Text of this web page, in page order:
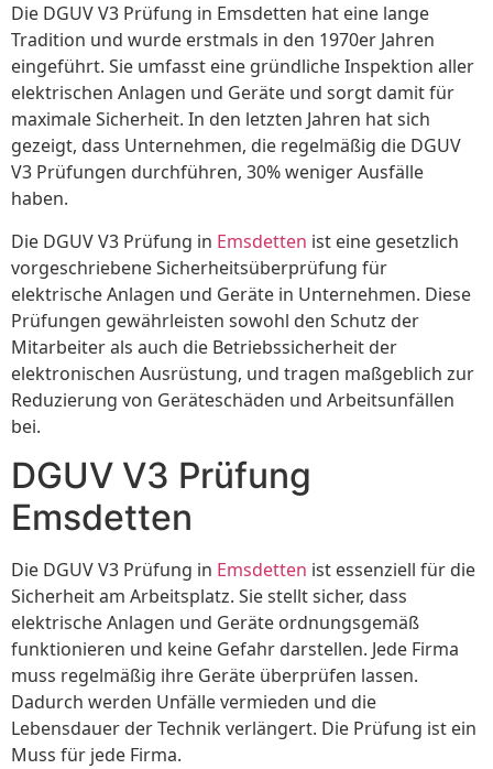
Die DGUV V3 Prüfung in Emsdetten hat eine lange
Tradition und wurde erstmals in den 1970er Jahren
eingeführt. Sie umfasst eine gründliche Inspektion aller
elektrischen Anlagen und Geräte und sorgt damit für
maximale Sicherheit. In den letzten Jahren hat sich
gezeigt, dass Unternehmen, die regelmäßig die DGUV
V3 Prüfungen durchführen, 30% weniger Ausfälle
haben.
Die DGUV V3 Prüfung in Emsdetten ist eine gesetzlich
vorgeschriebene Sicherheitsüberprüfung für
elektrische Anlagen und Geräte in Unternehmen. Diese
Prüfungen gewährleisten sowohl den Schutz der
Mitarbeiter als auch die Betriebssicherheit der
elektronischen Ausrüstung, und tragen maßgeblich zur
Reduzierung von Geräteschäden und Arbeitsunfällen
bei.
DGUV V3 Prüfung
Emsdetten
Die DGUV V3 Prüfung in Emsdetten ist essenziell für die
Sicherheit am Arbeitsplatz. Sie stellt sicher, dass
elektrische Anlagen und Geräte ordnungsgemäß
funktionieren und keine Gefahr darstellen. Jede Firma
muss regelmäßig ihre Geräte überprüfen lassen.
Dadurch werden Unfälle vermieden und die
Lebensdauer der Technik verlängert. Die Prüfung ist ein
Muss für jede Firma.